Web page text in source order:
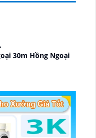
30m Hồng Ngoại